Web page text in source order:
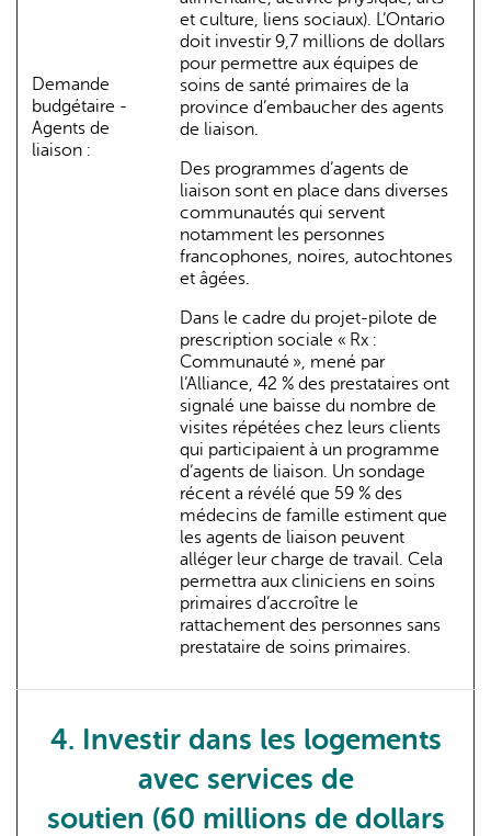
Demande
budgétaire -
Agents de
liaison :
et culture, liens sociaux). L’Ontario
doit investir 9,7 millions de dollars
pour permettre aux équipes de
soins de santé primaires de la
province d’embaucher des agents
de liaison.
Des programmes d’agents de
liaison sont en place dans diverses
communautés qui servent
notamment les personnes
francophones, noires, autochtones
et âgées.
Dans le cadre du projet-pilote de
prescription sociale « Rx :
Communauté », mené par
l’Alliance, 42 % des prestataires ont
signalé une baisse du nombre de
visites répétées chez leurs clients
qui participaient à un programme
d’agents de liaison. Un sondage
récent a révélé que 59 % des
médecins de famille estiment que
les agents de liaison peuvent
alléger leur charge de travail. Cela
permettra aux cliniciens en soins
primaires d’accroître le
rattachement des personnes sans
prestataire de soins primaires.
4. Investir dans les logements
avec services de
soutien (60 millions de dollars